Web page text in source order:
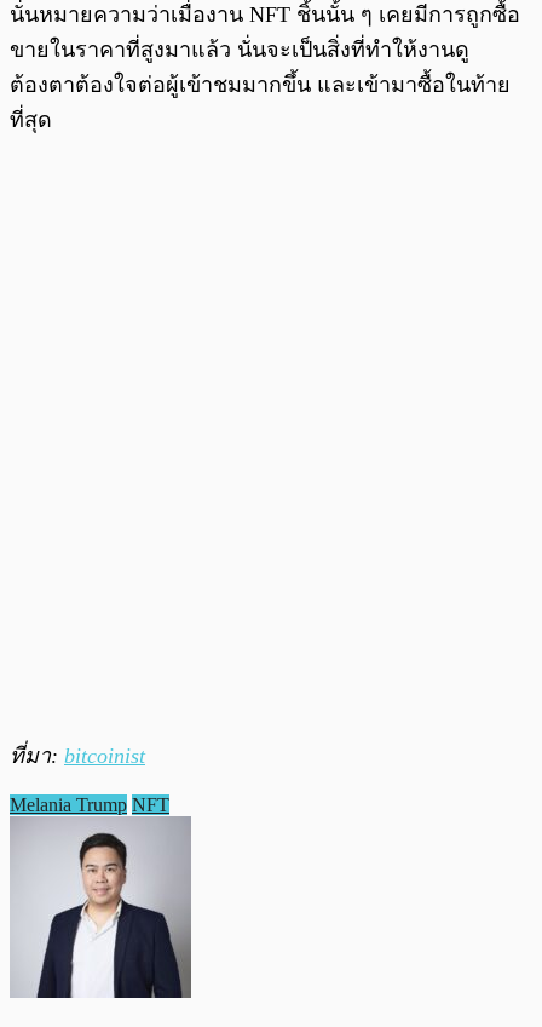
นั่นหมายความว่าเมื่องาน NFT ชิ้นนั้น ๆ เคยมีการถูกซื้อ
ขายในราคาที่สูงมาแล้ว นั่นจะเป็นสิ่งที่ทำให้งานดู
ต้องตาต้องใจต่อผู้เข้าชมมากขึ้น และเข้ามาซื้อในท้าย
ที่สุด
ที่มา: bitcoinist
Melania Trump NFT